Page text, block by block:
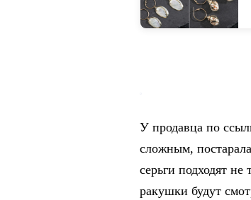
У продавца по
сложным,
серьги подходят не
ракушки будут